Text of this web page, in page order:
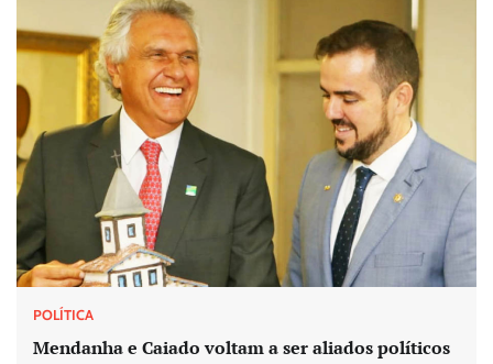
POLÍTICA
Mendanha e Caiado voltam a ser aliados políticos